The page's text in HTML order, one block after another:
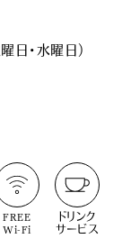
日･水曜日）
FREE
Wi-Fi
ドリンク
サービス